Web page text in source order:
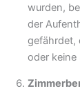
wurden,
der
gefährdet,
oder keine